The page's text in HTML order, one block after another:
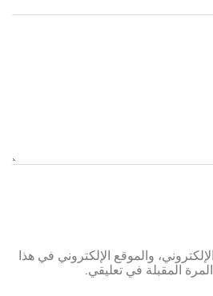
والموقع الإلكتروني في هذا
المقبلة في تعليقي.